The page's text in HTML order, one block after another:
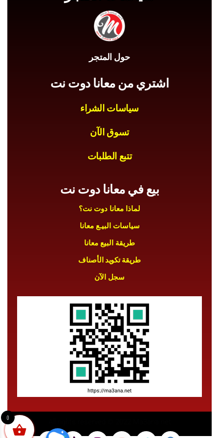
حول المتجر
اشتري من معانا دوت نت
سياسات الشراء
تسوق الآن
تتبع الطلبات
بيع في معانا دوت نت
لماذا معانا دوت نت؟
سياسات البيـع معانا
طريقة البيع معانا
طريقة تكويد الأصناف
سجل الآن
0